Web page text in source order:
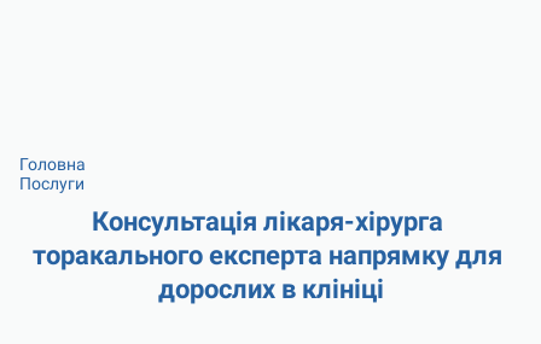
Головна
Послуги
Консультація лікаря-хірурга
торакального експерта напрямку для
дорослих в клініці